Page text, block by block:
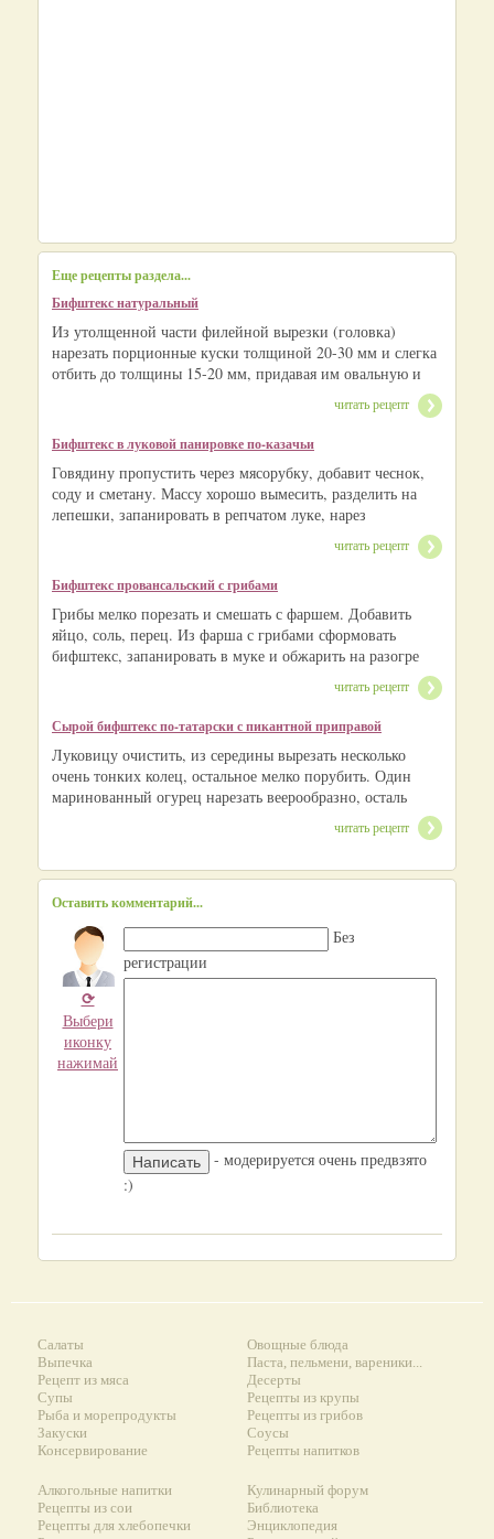
Еще рецепты раздела...
Бифштекс натуральный
Из утолщенной части филейной вырезки (головка)
нарезать порционные куски толщиной 20-30 мм и слегка
отбить до толщины 15-20 мм, придавая им овальную и
читать рецепт
Бифштекс в луковой панировке по-казачьи
Говядину пропустить через мясорубку, добавит чеснок,
соду и сметану. Массу хорошо вымесить, разделить на
лепешки, запанировать в репчатом луке, нарез
читать рецепт
Бифштекс провансальский с грибами
Грибы мелко порезать и смешать с фаршем. Добавить
яйцо, соль, перец. Из фарша с грибами сформовать
бифштекс, запанировать в муке и обжарить на разогре
читать рецепт
Сырой бифштекс по-татарски с пикантной приправой
Луковицу очистить, из середины вырезать несколько
очень тонких колец, остальное мелко порубить. Один
маринованный огурец нарезать веерообразно, осталь
читать рецепт
Оставить комментарий...
⟳
Выбери
иконку
нажимай
Без
регистрации
- модерируется очень предвзято
:)
Салаты
Выпечка
Рецепт из мяса
Супы
Рыба и морепродукты
Закуски
Консервирование
Овощные блюда
Паста, пельмени, вареники...
Десерты
Рецепты из крупы
Рецепты из грибов
Соусы
Рецепты напитков
Алкогольные напитки
Рецепты из сои
Рецепты для хлебопечки
Кулинарный форум
Библиотека
Энциклопедия